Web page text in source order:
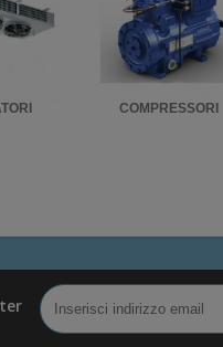
COMPRESSORI